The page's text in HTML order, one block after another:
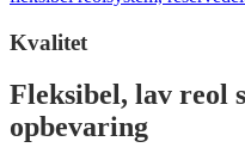
Kvalitet
Fleksibel, lav reol
opbevaring